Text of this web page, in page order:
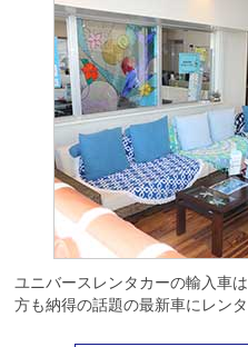
ユニバースレンタカーの輸入車
方も納得の話題の最新車にレン